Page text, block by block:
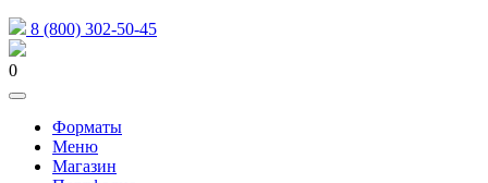
8 (800) 302-50-45
0
Форматы
Меню
Магазин